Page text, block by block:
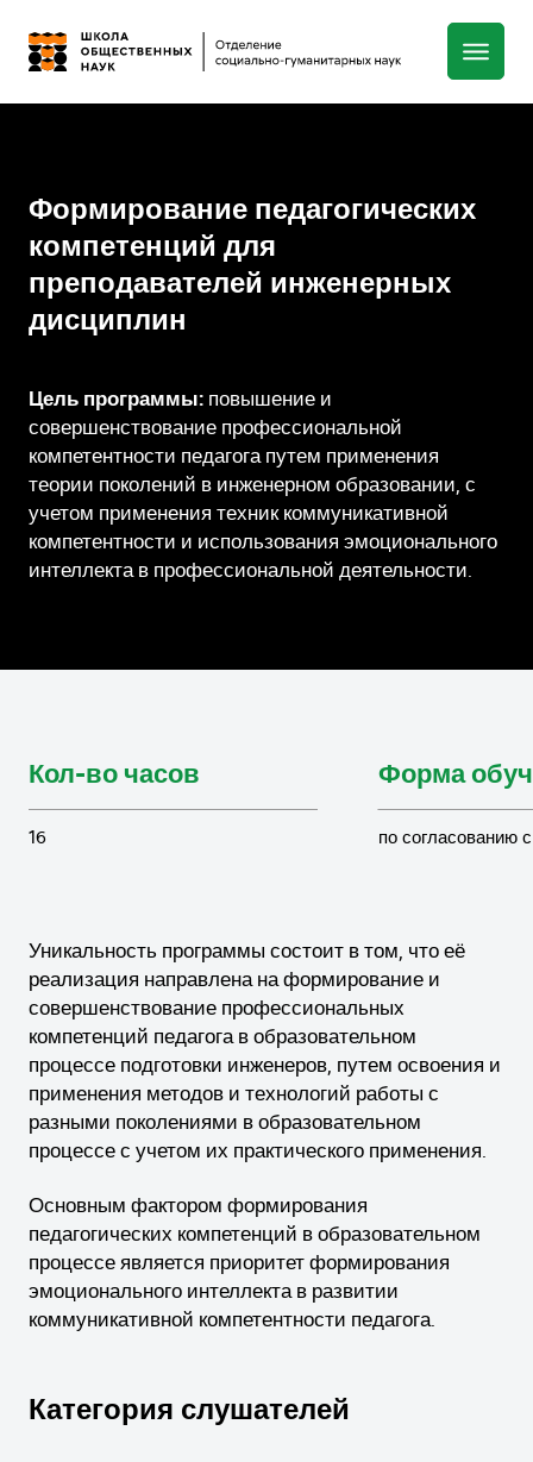
Формирование педагогических
компетенций для
преподавателей инженерных
дисциплин
Цель программы: повышение и
совершенствование профессиональной
компетентности педагога путем применения
теории поколений в инженерном образовании, с
учетом применения техник коммуникативной
компетентности и использования эмоционального
интеллекта в профессиональной деятельности.
Кол-во часов
16
Форма
по согласованию
Уникальность программы состоит в том, что её
реализация направлена на формирование и
совершенствование профессиональных
компетенций педагога в образовательном
процессе подготовки инженеров, путем освоения и
применения методов и технологий работы с
разными поколениями в образовательном
процессе с учетом их практического применения.
Основным фактором формирования
педагогических компетенций в образовательном
процессе является приоритет формирования
эмоционального интеллекта в развитии
коммуникативной компетентности педагога.
Категория слушателей